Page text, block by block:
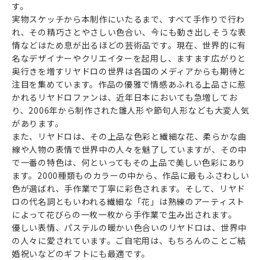
す。
実物スケッチから本制作にいたるまで、すべて手作りで行わ
れ、その精巧さとやさしい色合い、今にも動き出しそうな表
情などはため息が出るほどの芸術品です。現在、世界的に有
名なデザイナーやクリエイターを起用し、ますます広がりと
奥行きを増すリヤドロの世界は各国のメディアからも期待と
注目を集めています。作品の優雅で情感あふれる上品さに惹
かれるリヤドロファンは、近年日本においても急増してお
り、2006年から制作された雛人形や節句人形なども大変人気
があります。
また、リヤドロは、その上品な色彩と繊細な花、柔らかな曲
線や人物の表情で世界中の人々を魅了していますが、その中
で一番の特色は、何といってもその上品で美しい色彩にあり
ます。2000種類ものカラーの中から、作品に最もふさわしい
色が選ばれ、手作業で丁寧に彩色されます。そして、リヤド
ロの代名詞ともいわれる繊細な「花」は熟練のアーティスト
によって花びらの一枚一枚から手作業で生み出されます。
優しい表情、パステルの暖かい色合いのリヤドロは、世界中
の人々に愛されています。ご自宅用は、もちろんのことご結
婚祝いなどのギフトにも最適です。